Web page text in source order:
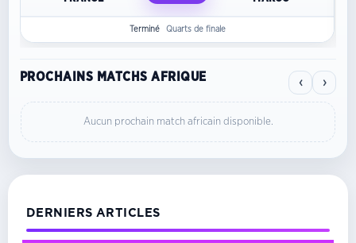
Terminé Quarts de finale
PROCHAINS MATCHS AFRIQUE ‹ ›
Aucun prochain match africain disponible.
DERNIERS ARTICLES